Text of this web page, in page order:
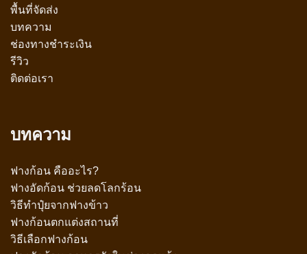
พื้นที่จัดส่ง
บทความ
ช่องทางชำระเงิน
รีวิว
ติดต่อเรา
บทความ
ฟางก้อน คืออะไร?
ฟางอัดก้อน ช่วยลดโลกร้อน
วิธีทำปุ๋ยจากฟางข้าว
ฟางก้อนตกแต่งสถานที่
วิธีเลือกฟางก้อน